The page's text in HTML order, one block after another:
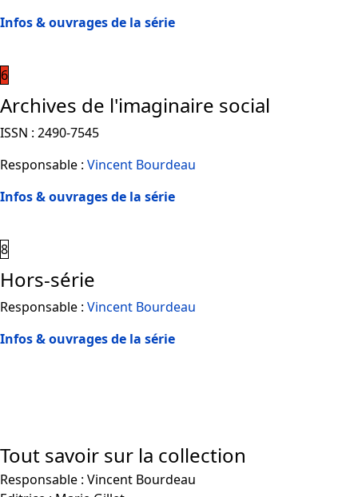
Infos & ouvrages de la série
6
Archives de l'imaginaire social
ISSN : 2490-7545
Responsable : Vincent Bourdeau
Infos & ouvrages de la série
8
Hors-série
Responsable : Vincent Bourdeau
Infos & ouvrages de la série
Tout savoir sur la collection
Responsable : Vincent Bourdeau